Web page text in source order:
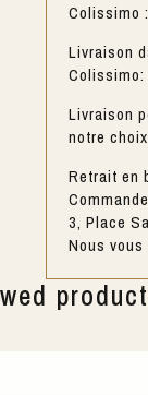
Colissimo
Livraison
Colissimo:
Livraison
notre
Retrait en
3, Place
Nous